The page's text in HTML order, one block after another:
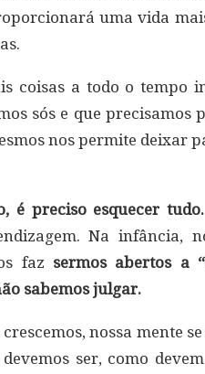
uma vida
coisas a todo o tempo
sós e que precisamos
nos permite deixar
é preciso esquecer tudo.
Na infância,
faz sermos abertos a
sabemos julgar.
nossa mente
ser, como